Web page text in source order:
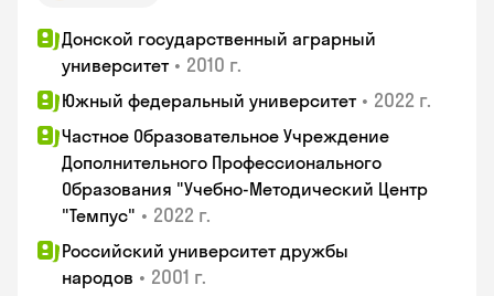
Донской государственный аграрный
университет • 2010 г.
Южный федеральный университет • 2022 г.
Частное Образовательное Учреждение
Дополнительного Профессионального
Образования "Учебно-Методический Центр
"Темпус" • 2022 г.
Российский университет дружбы
народов • 2001 г.